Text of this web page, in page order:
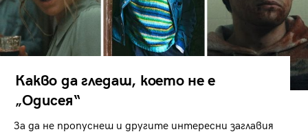
Какво да гледаш, което не е
„Одисея“
За да не пропуснеш и другите интересни заглавия